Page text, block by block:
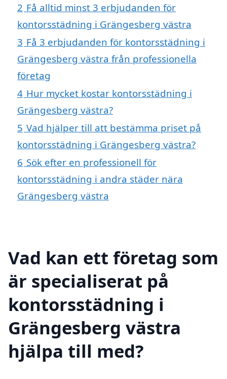
2 Få alltid minst 3 erbjudanden för
kontorsstädning i Grängesberg västra
3 Få 3 erbjudanden för kontorsstädning i
Grängesberg västra från professionella
företag
4 Hur mycket kostar kontorsstädning i
Grängesberg västra?
5 Vad hjälper till att bestämma priset på
kontorsstädning i Grängesberg västra?
6 Sök efter en professionell för
kontorsstädning i andra städer nära
Grängesberg västra
Vad kan ett företag som
är specialiserat på
kontorsstädning i
Grängesberg västra
hjälpa till med?